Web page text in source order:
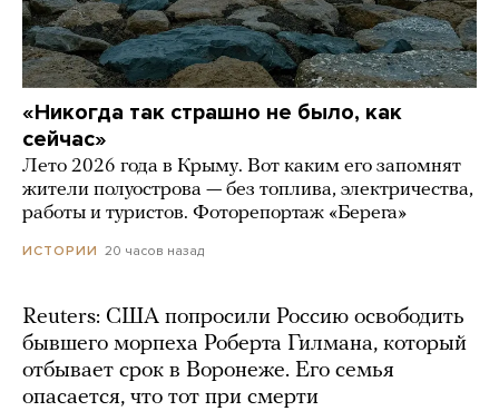
«Никогда так страшно не было, как
сейчас»
Лето 2026 года в Крыму. Вот каким его запомнят
жители полуострова — без топлива, электричества,
работы и туристов. Фоторепортаж «Берега»
ИСТОРИИ 20 часов назад
Reuters: США попросили Россию освободить
бывшего морпеха Роберта Гилмана, который
отбывает срок в Воронеже. Его семья
опасается, что тот при смерти